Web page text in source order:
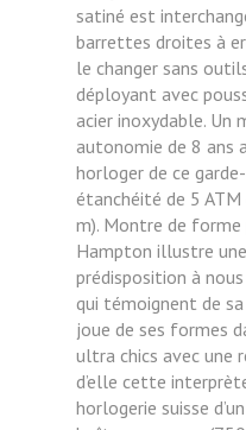
satiné est
barrettes droites à
le changer sans
déployant avec
acier inoxydable. Un
autonomie de 8 ans
horloger de ce
étanchéité de 5
m). Montre de
Hampton illustre
prédisposition à
qui témoignent de
joue de ses formes
ultra chics avec une
d’elle cette
horlogerie suisse